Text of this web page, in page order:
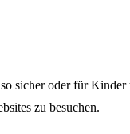
sicher oder für Kinder
zu besuchen.